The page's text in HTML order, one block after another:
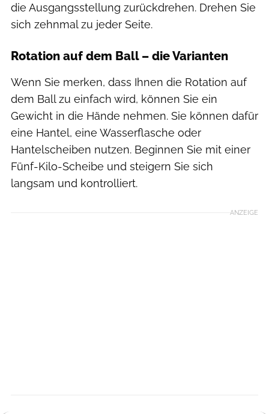
die Ausgangsstellung zurückdrehen. Drehen Sie
sich zehnmal zu jeder Seite.
Rotation auf dem Ball – die Varianten
Wenn Sie merken, dass Ihnen die Rotation auf
dem Ball zu einfach wird, können Sie ein
Gewicht in die Hände nehmen. Sie können dafür
eine Hantel, eine Wasserflasche oder
Hantelscheiben nutzen. Beginnen Sie mit einer
Fünf-Kilo-Scheibe und steigern Sie sich
langsam und kontrolliert.
ANZEIGE